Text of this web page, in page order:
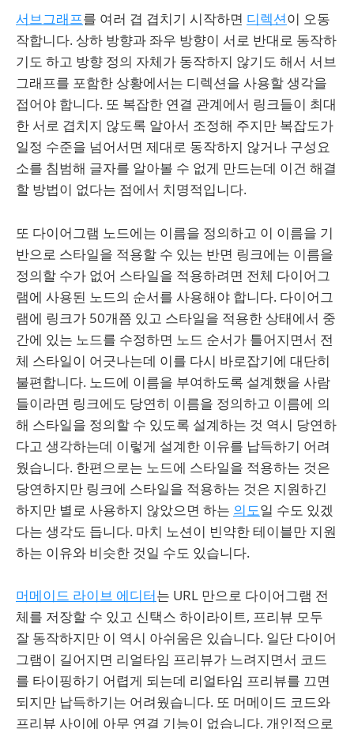
서브그래프를 여러 겹 겹치기 시작하면 디렉션이 오동
작합니다. 상하 방향과 좌우 방향이 서로 반대로 동작하
기도 하고 방향 정의 자체가 동작하지 않기도 해서 서브
그래프를 포함한 상황에서는 디렉션을 사용할 생각을
접어야 합니다. 또 복잡한 연결 관계에서 링크들이 최대
한 서로 겹치지 않도록 알아서 조정해 주지만 복잡도가
일정 수준을 넘어서면 제대로 동작하지 않거나 구성요
소를 침범해 글자를 알아볼 수 없게 만드는데 이건 해결
할 방법이 없다는 점에서 치명적입니다.
또 다이어그램 노드에는 이름을 정의하고 이 이름을 기
반으로 스타일을 적용할 수 있는 반면 링크에는 이름을
정의할 수가 없어 스타일을 적용하려면 전체 다이어그
램에 사용된 노드의 순서를 사용해야 합니다. 다이어그
램에 링크가 50개쯤 있고 스타일을 적용한 상태에서 중
간에 있는 노드를 수정하면 노드 순서가 틀어지면서 전
체 스타일이 어긋나는데 이를 다시 바로잡기에 대단히
불편합니다. 노드에 이름을 부여하도록 설계했을 사람
들이라면 링크에도 당연히 이름을 정의하고 이름에 의
해 스타일을 정의할 수 있도록 설계하는 것 역시 당연하
다고 생각하는데 이렇게 설계한 이유를 납득하기 어려
웠습니다. 한편으로는 노드에 스타일을 적용하는 것은
당연하지만 링크에 스타일을 적용하는 것은 지원하긴
하지만 별로 사용하지 않았으면 하는 의도일 수도 있겠
다는 생각도 듭니다. 마치 노션이 빈약한 테이블만 지원
하는 이유와 비슷한 것일 수도 있습니다.
머메이드 라이브 에디터는 URL 만으로 다이어그램 전
체를 저장할 수 있고 신택스 하이라이트, 프리뷰 모두
잘 동작하지만 이 역시 아쉬움은 있습니다. 일단 다이어
그램이 길어지면 리얼타임 프리뷰가 느려지면서 코드
를 타이핑하기 어렵게 되는데 리얼타임 프리뷰를 끄면
되지만 납득하기는 어려웠습니다. 또 머메이드 코드와
프리뷰 사이에 아무 연결 기능이 없습니다. 개인적으로